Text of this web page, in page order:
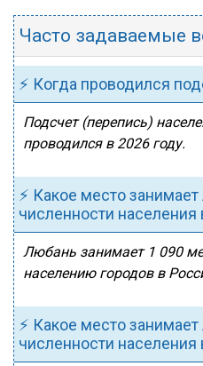
Часто задаваемые
⚡ Когда проводился
Подсчет (перепись)
проводился в 2026 году.
⚡ Какое место
численности населения
Любань занимает 1 090
населению городов в
⚡ Какое место
численности населения